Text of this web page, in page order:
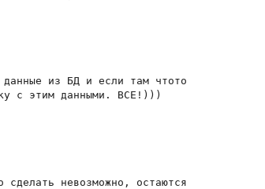
из БД и если там чтото
невозможно, остаются